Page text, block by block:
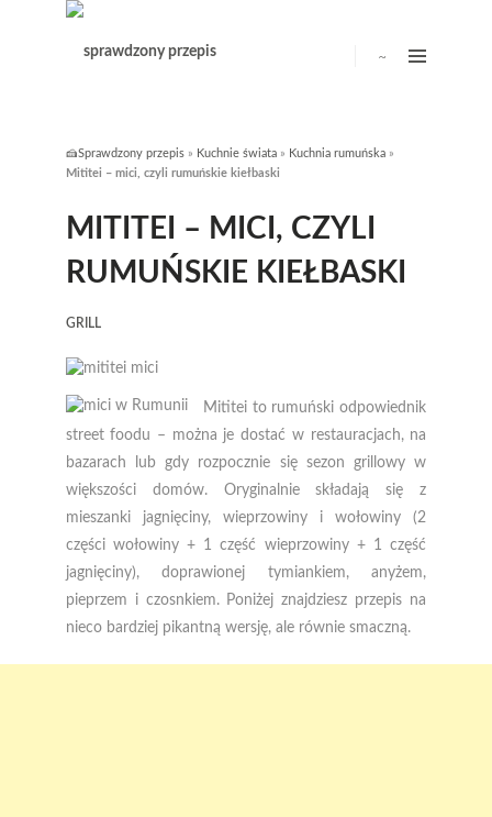
🍰Sprawdzony przepis» Kuchnie świata» Kuchnia rumuńska»
Mititei – mici, czyli rumuńskie kiełbaski
MITITEI – MICI, CZYLI
RUMUŃSKIE KIEŁBASKI
GRILL
Mititei to rumuński odpowiednik
street foodu – można je dostać w restauracjach, na
bazarach lub gdy rozpocznie się sezon grillowy w
większości domów. Oryginalnie składają się z
mieszanki jagnięciny, wieprzowiny i wołowiny (2
części wołowiny + 1 część wieprzowiny + 1 część
jagnięciny), doprawionej tymiankiem, anyżem,
pieprzem i czosnkiem. Poniżej znajdziesz przepis na
nieco bardziej pikantną wersję, ale równie smaczną.